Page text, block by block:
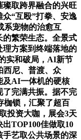
璨取跨界融合的兴旺
“互殴”打拳、安逸
系宠物的治愈互
的繁荣生态。全景式
理方案到终端落地的
实和破局，AI新节
西尼、普渡、众
及AI一体机的硬核
了完满共振。据不完
枷锁，汇聚了超百
投资大咖，展会3天
TOP100佳做取10
手艺取公共场景的深